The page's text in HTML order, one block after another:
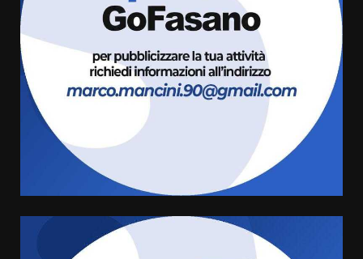
Fasanese ferito a colpi di arma
da fuoco
6 Agosto 2026 18:13
Carta d’identità: continua il piano
di aperture straordinarie del
Comune di Fasano
cittadina di Fratelli d’Italia,
pronta a tornare in Consiglio
comunale